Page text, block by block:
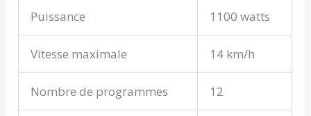
Puissance 1100 watts
Vitesse maximale 14 km/h
Nombre de programmes 12